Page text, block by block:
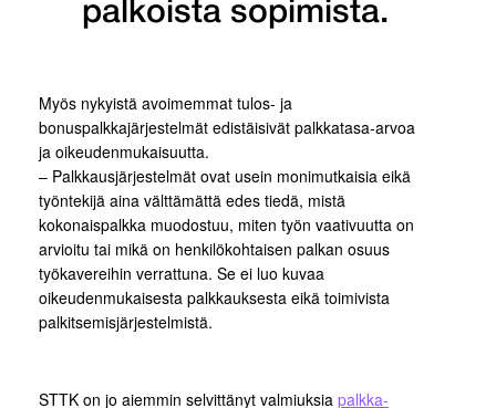
palkoista sopimista.
Myös nykyistä avoimemmat tulos- ja
bonuspalkkajärjestelmät edistäisivät palkkatasa-arvoa
ja oikeudenmukaisuutta.
– Palkkausjärjestelmät ovat usein monimutkaisia eikä
työntekijä aina välttämättä edes tiedä, mistä
kokonaispalkka muodostuu, miten työn vaativuutta on
arvioitu tai mikä on henkilökohtaisen palkan osuus
työkavereihin verrattuna. Se ei luo kuvaa
oikeudenmukaisesta palkkauksesta eikä toimivista
palkitsemisjärjestelmistä.
STTK on jo aiemmin selvittänyt valmiuksia palkka-